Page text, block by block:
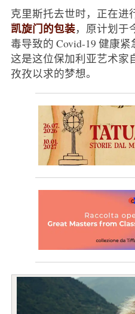
克里斯托去世时，正在进
凯旋门的包装，原计划于
毒导致的 Covid-19 健康紧
这是这位保加利亚艺术家
孜孜以求的梦想。